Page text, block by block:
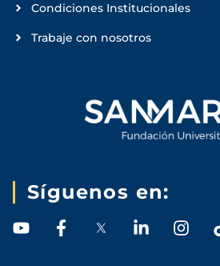
Condiciones Institucionales
Trabaje con nosotros
Síguenos en:
Y
F
L
I